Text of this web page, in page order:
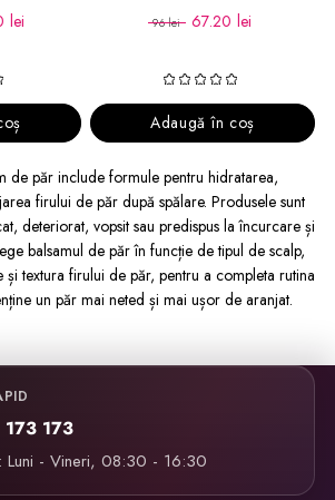
lei 96 lei 67.20 lei
Adaugă în coș
de păr include formule pentru hidratarea,
firului de păr după spălare. Produsele sunt
deteriorat, vopsit sau predispus la încurcare și
balsamul de păr în funcție de tipul de scalp,
și textura firului de păr, pentru a completa rutina
un păr mai neted și mai ușor de aranjat.
173
Luni - Vineri, 08:30 - 16:30